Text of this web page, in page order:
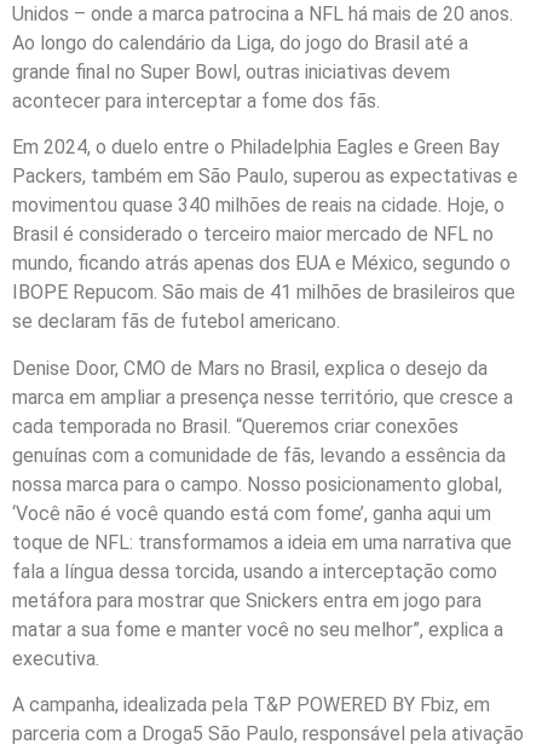
Unidos – onde a marca patrocina a NFL há mais de 20 anos.
Ao longo do calendário da Liga, do jogo do Brasil até a
grande final no Super Bowl, outras iniciativas devem
acontecer para interceptar a fome dos fãs.
Em 2024, o duelo entre o Philadelphia Eagles e Green Bay
Packers, também em São Paulo, superou as expectativas e
movimentou quase 340 milhões de reais na cidade. Hoje, o
Brasil é considerado o terceiro maior mercado de NFL no
mundo, ficando atrás apenas dos EUA e México, segundo o
IBOPE Repucom. São mais de 41 milhões de brasileiros que
se declaram fãs de futebol americano.
Denise Door, CMO de Mars no Brasil, explica o desejo da
marca em ampliar a presença nesse território, que cresce a
cada temporada no Brasil. “Queremos criar conexões
genuínas com a comunidade de fãs, levando a essência da
nossa marca para o campo. Nosso posicionamento global,
‘Você não é você quando está com fome’, ganha aqui um
toque de NFL: transformamos a ideia em uma narrativa que
fala a língua dessa torcida, usando a interceptação como
metáfora para mostrar que Snickers entra em jogo para
matar a sua fome e manter você no seu melhor”, explica a
executiva.
A campanha, idealizada pela T&P POWERED BY Fbiz, em
parceria com a Droga5 São Paulo, responsável pela ativação